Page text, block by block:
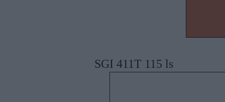
SGI 411T 115 ls